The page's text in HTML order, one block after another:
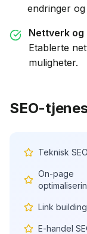
endringer
Nettverk
Etablerte
muligheter.
SEO-
Teknisk
On-page
Link building
E-handel